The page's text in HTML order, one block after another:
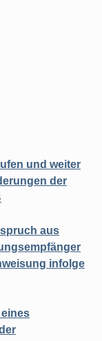
und weiter
der
aus
infolge